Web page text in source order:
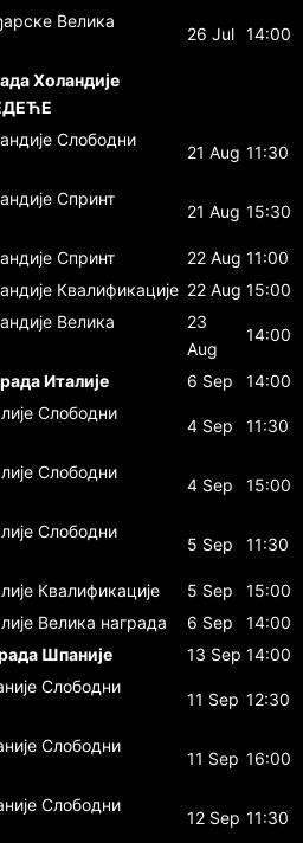
Велика
26 Jul 14:00
Холандије
Слободни
21 Aug 11:30
Спринт
21 Aug 15:30
Спринт 22 Aug 11:00
Квалификације 22 Aug 15:00
Велика
23
Aug
14:00
Италије 6 Sep
14:00
Слободни
4 Sep 11:30
Слободни
4 Sep 15:00
Слободни
5 Sep 11:30
Квалификације 5 Sep
15:00
Велика награда 6 Sep
14:00
Шпаније
13 Sep 14:00
Слободни
11 Sep 12:30
Слободни
11 Sep 16:00
Слободни
12 Sep 11:30